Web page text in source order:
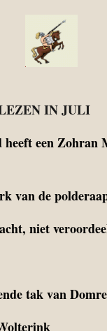
IN JULI
heeft een Zohran
van de
niet
tak van